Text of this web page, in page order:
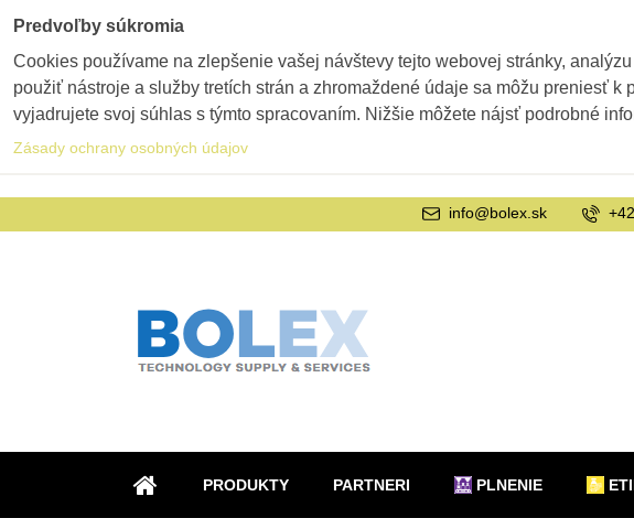
ÚVOD
PRODUKTY PARTNERI PLNENIE
info@bolex.sk
Predvoľby súkromia
Cookies používame na zlepšenie vašej návštevy tejto webovej stránky,
použiť nástroje a služby tretích strán a zhromaždené údaje sa môžu preniesť
vyjadrujete svoj súhlas s týmto spracovaním. Nižšie môžete nájsť podrobné
Zásady ochrany osobných údajov